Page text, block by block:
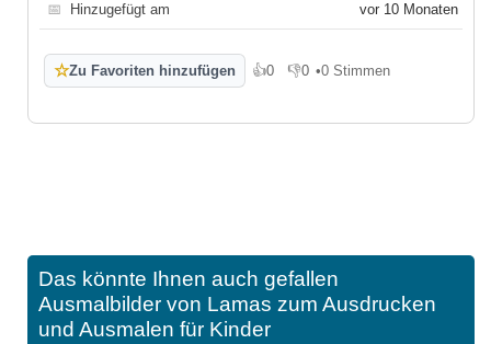
📅 Hinzugefügt am vor 10 Monaten
☆Zu Favoriten hinzufügen 👍0
Gefällt mir
👎0
Gefällt mir nicht
•0 Stimmen
Das könnte Ihnen auch gefallen
Ausmalbilder von Lamas zum Ausdrucken
und Ausmalen für Kinder